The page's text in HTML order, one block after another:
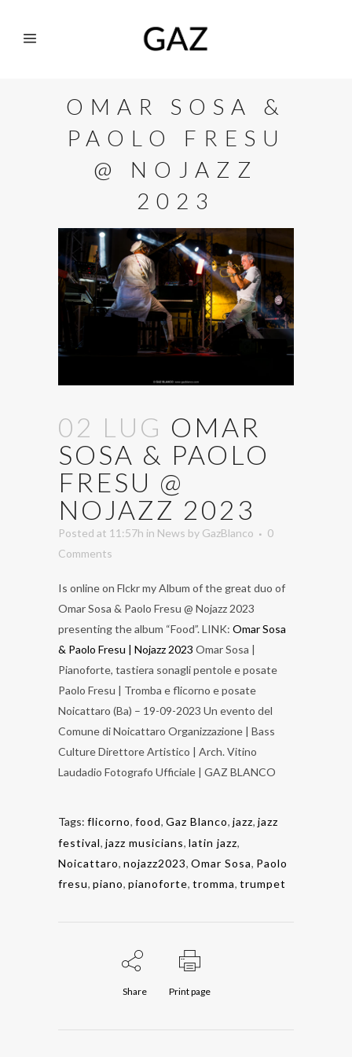
OMAR SOSA &
PAOLO FRESU
@ NOJAZZ
2023
02 LUG OMAR
SOSA & PAOLO
FRESU @
NOJAZZ 2023
Posted at 11:57h in News by GazBlanco
0
Comments
Is online on Flckr my Album of the great duo of
Omar Sosa & Paolo Fresu @ Nojazz 2023
presenting the album “Food”. LINK: Omar Sosa
& Paolo Fresu | Nojazz 2023 Omar Sosa |
Pianoforte, tastiera sonagli pentole e posate
Paolo Fresu | Tromba e flicorno e posate
Noicattaro (Ba) – 19-09-2023 Un evento del
Comune di Noicattaro Organizzazione | Bass
Culture Direttore Artistico | Arch. Vitino
Laudadio Fotografo Ufficiale | GAZ BLANCO
Tags: flicorno, food, Gaz Blanco, jazz, jazz
festival, jazz musicians, latin jazz,
Noicattaro, nojazz2023, Omar Sosa, Paolo
fresu, piano, pianoforte, tromma, trumpet
Share Print page